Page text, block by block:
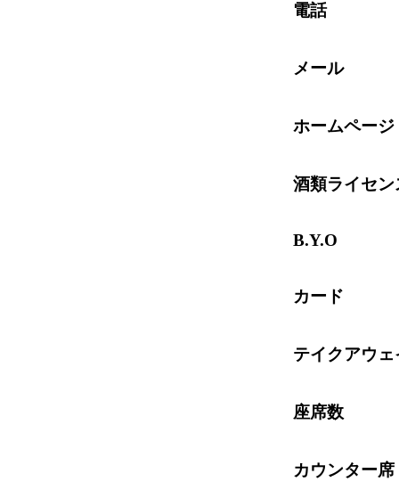
電話
メール
ホームページ
酒類ライセン
B.Y.O
カード
テイクアウェ
座席数
カウンター席